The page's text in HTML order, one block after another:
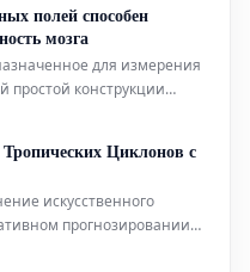
полей способен
мозга
для измерения
простой конструкции
более сложным
интригующиеЦиклонов с
искусственного
прогнозировании
ИИ используются для